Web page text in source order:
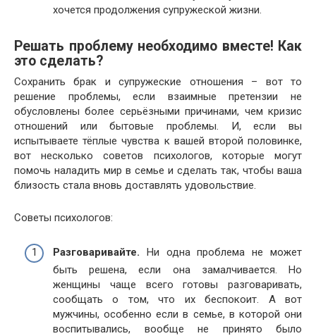
хочется продолжения супружеской жизни.
Решать проблему необходимо вместе! Как
это сделать?
Сохранить брак и супружеские отношения – вот то
решение проблемы, если взаимные претензии не
обусловлены более серьёзными причинами, чем кризис
отношений или бытовые проблемы. И, если вы
испытываете тёплые чувства к вашей второй половинке,
вот несколько советов психологов, которые могут
помочь наладить мир в семье и сделать так, чтобы ваша
близость стала вновь доставлять удовольствие.
Советы психологов:
Разговаривайте. Ни одна проблема не может
быть решена, если она замалчивается. Но
женщины чаще всего готовы разговаривать,
сообщать о том, что их беспокоит. А вот
мужчины, особенно если в семье, в которой они
воспитывались, вообще не принято было